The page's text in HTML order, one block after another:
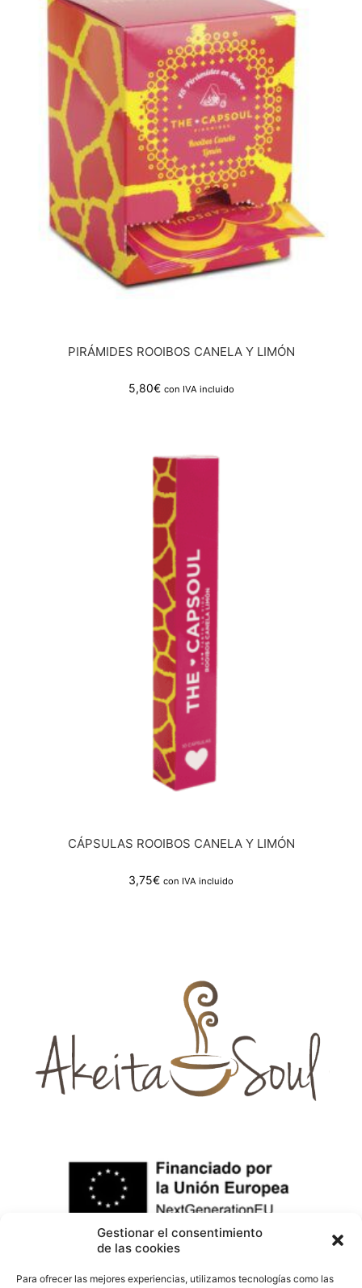
Gestionar el consentimiento
de las cookies
Para ofrecer las mejores experiencias, utilizamos tecnologías como las
PIRÁMIDES ROOIBOS CANELA Y LIMÓN
5,80€ con IVA incluido
CÁPSULAS ROOIBOS CANELA Y LIMÓN
3,75€ con IVA incluido